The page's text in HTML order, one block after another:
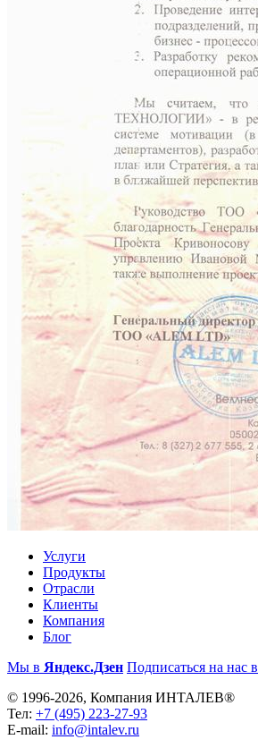
Услуги
Продукты
Отрасли
Клиенты
Компания
Блог
Мы в Яндекс.Дзен Подписаться на нас в
© 1996-2026, Компания ИНТАЛЕВ®
Тел: +7 (495) 223-27-93
E-mail: info@intalev.ru